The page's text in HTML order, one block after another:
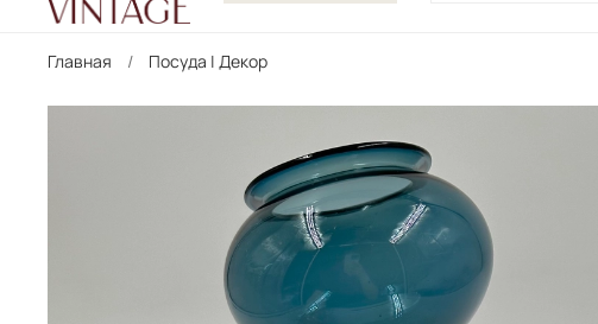
Главная Посуда | Декор